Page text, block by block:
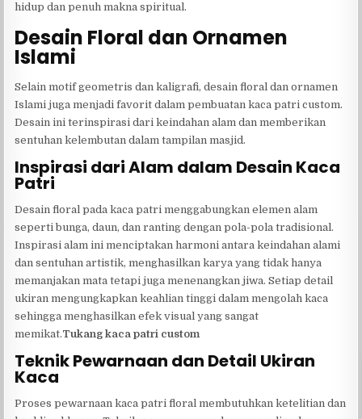
hidup dan penuh makna spiritual.
Desain Floral dan Ornamen
Islami
Selain motif geometris dan kaligrafi, desain floral dan ornamen
Islami juga menjadi favorit dalam pembuatan kaca patri custom.
Desain ini terinspirasi dari keindahan alam dan memberikan
sentuhan kelembutan dalam tampilan masjid.
Inspirasi dari Alam dalam Desain Kaca
Patri
Desain floral pada kaca patri menggabungkan elemen alam
seperti bunga, daun, dan ranting dengan pola-pola tradisional.
Inspirasi alam ini menciptakan harmoni antara keindahan alami
dan sentuhan artistik, menghasilkan karya yang tidak hanya
memanjakan mata tetapi juga menenangkan jiwa. Setiap detail
ukiran mengungkapkan keahlian tinggi dalam mengolah kaca
sehingga menghasilkan efek visual yang sangat
memikat.Tukang kaca patri custom
Teknik Pewarnaan dan Detail Ukiran
Kaca
Proses pewarnaan kaca patri floral membutuhkan ketelitian dan